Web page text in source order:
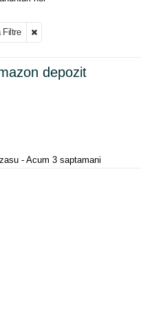
Filtre
depozit
- Acum 3 saptamani